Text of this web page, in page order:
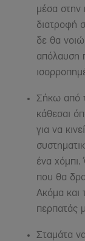
μέσα στην
διατροφή
δε θα
απόλαυση
Σήκω από
κάθεσαι
για να
ένα χόμπι.
που θα
Ακόμα και
περπατάς
Σταμάτα